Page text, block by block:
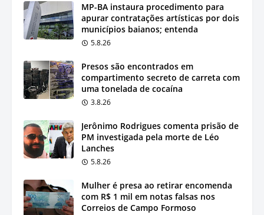
MP-BA instaura procedimento para
apurar contratações artísticas por dois
municípios baianos; entenda
5.8.26
Presos são encontrados em
compartimento secreto de carreta com
uma tonelada de cocaína
3.8.26
Jerônimo Rodrigues comenta prisão de
PM investigada pela morte de Léo
Lanches
5.8.26
Mulher é presa ao retirar encomenda
com R$ 1 mil em notas falsas nos
Correios de Campo Formoso